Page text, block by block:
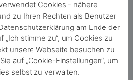
Material
Gebäude
Papier & Karton
Cookies - nähere
zu Ihren Rechten als Benutzer
am Ende der
„Ich stimme zu“, um Cookies zu
unsere Webseite besuchen zu
auf „Cookie-Einstellungen“, um
selbst zu verwalten.